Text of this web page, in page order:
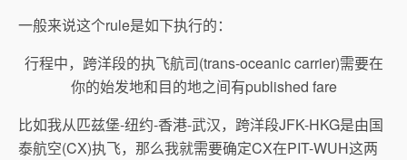
一般来说这个rule是如下执行的：
行程中，跨洋段的执飞航司(trans-oceanic carrier)需要在
你的始发地和目的地之间有published fare
比如我从匹兹堡-纽约-香港-武汉，跨洋段JFK-HKG是由国
泰航空(CX)执飞，那么我就需要确定CX在PIT-WUH这两